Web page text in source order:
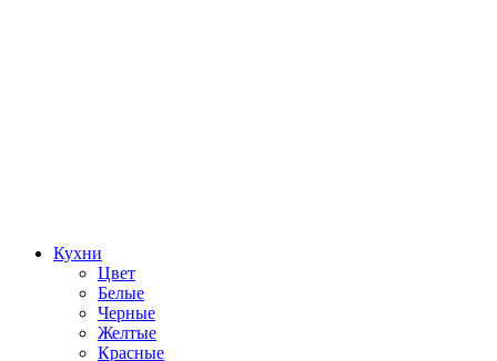
Кухни
Цвет
Белые
Черные
Желтые
Красные